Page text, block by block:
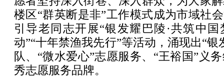
楼区“群英断是非”工作模式成为市域社
引导老同志开展“银发耀巴陵·共筑中国
动”“十年禁渔我先行”等活动，涌现出“
队、“微水爱心”志愿服务、“王裕国”义
秀志愿服务品牌。